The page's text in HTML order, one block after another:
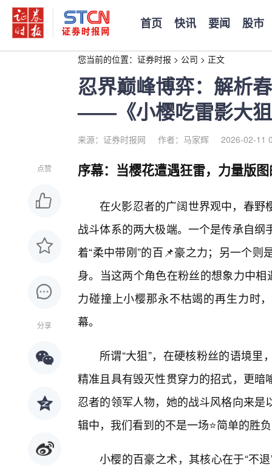
首页 快讯 要闻 股市
您当前的位置： 证券时报 > 公司 > 正文
忍界巅峰博弈：解析
——《小樱吃雷影大
来源：证券时报网 作者：马家辉 2026-02-11
点赞
分享
序幕：当樱花遭遇狂雷，力量版
在火影忍者的广阔世界观中，春野
战斗体系的两大极端。一个是传承自
着“柔中带刚”的百📌豪之力；另一个
身。当这两个角色在粉丝的想象力中
力碰撞上小樱那永不枯竭的再生力时
幕。
所谓“大狙”，在硬核粉丝的语境
精准且具有毁灭性贯穿力的招式，更
忍者的领军人物，她的战斗风格向来
辑中，我们看到的不是一场⭐简单的胜
小樱的百豪之术，其核心在于“不